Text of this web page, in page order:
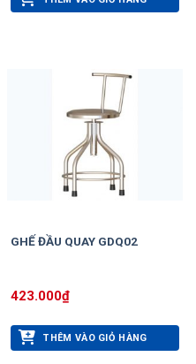
GHẾ ĐẦU QUAY GDQ02
423.000₫
THÊM VÀO GIỎ HÀNG